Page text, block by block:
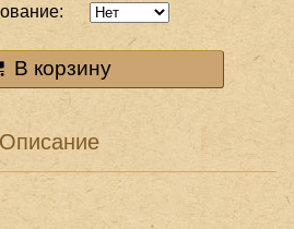
В корзину
Описание